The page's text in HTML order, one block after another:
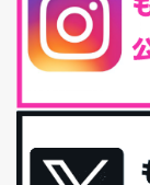
は思っています。
iHerb特大セール
最近お風呂上がり
今回は、最近毎回
礼品トップ５を紹